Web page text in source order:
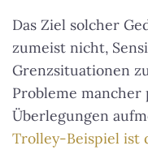
Das Ziel solcher
zumeist nicht,
Grenzsituationen
Probleme
Überlegungen
Trolley-Beispiel ist